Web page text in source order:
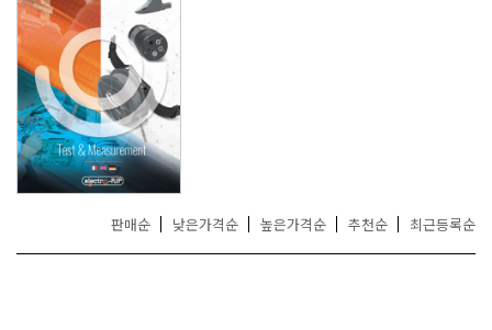
판매순 낮은가격순 높은가격순 추천순 최근등록순